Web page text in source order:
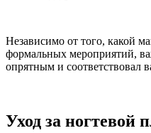
Независимо от того, какой
формальных мероприятий,
опрятным и соответствовал
Уход за ногтевой